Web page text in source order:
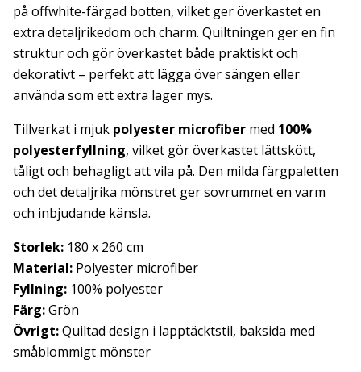
på offwhite-färgad botten, vilket ger överkastet en
extra detaljrikedom och charm. Quiltningen ger en fin
struktur och gör överkastet både praktiskt och
dekorativt – perfekt att lägga över sängen eller
använda som ett extra lager mys.
Tillverkat i mjuk polyester microfiber med 100%
polyesterfyllning, vilket gör överkastet lättskött,
tåligt och behagligt att vila på. Den milda färgpaletten
och det detaljrika mönstret ger sovrummet en varm
och inbjudande känsla.
Storlek: 180 x 260 cm
Material: Polyester microfiber
Fyllning: 100% polyester
Färg:Grön
Övrigt:Quiltad design i lapptäcktstil, baksida med
småblommigt mönster